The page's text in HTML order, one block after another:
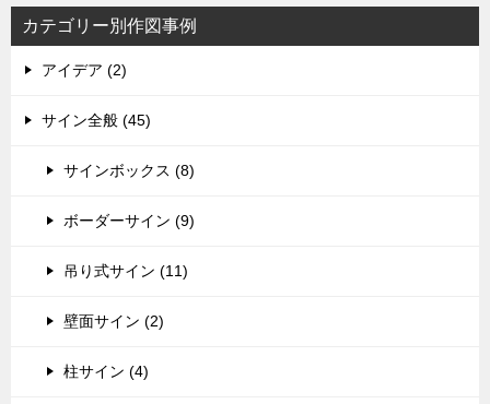
カテゴリー別作図事例
アイデア (2)
サイン全般 (45)
サインボックス (8)
ボーダーサイン (9)
吊り式サイン (11)
壁面サイン (2)
柱サイン (4)